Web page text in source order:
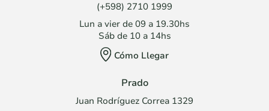
(+598) 2710 1999
Lun a vier de 09 a 19.30hs
Sáb de 10 a 14hs
Cómo Llegar
Prado
Juan Rodríguez Correa 1329